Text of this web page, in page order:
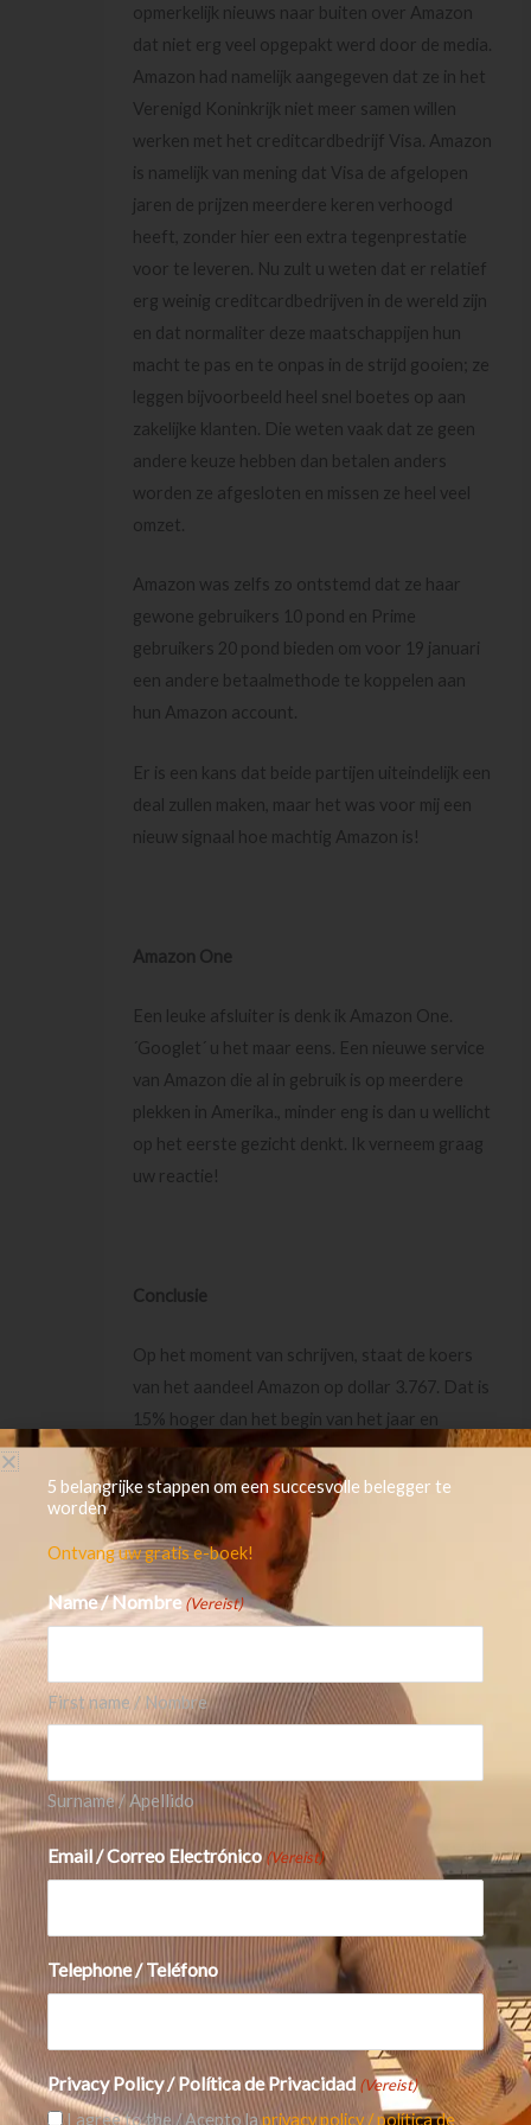
opmerkelijk nieuws naar buiten over Amazon
dat niet erg veel opgepakt werd door de media.
Amazon had namelijk aangegeven dat ze in het
Verenigd Koninkrijk niet meer samen willen
werken met het creditcardbedrijf Visa. Amazon
is namelijk van mening dat Visa de afgelopen
jaren de prijzen meerdere keren verhoogd
heeft, zonder hier een extra tegenprestatie
voor te leveren. Nu zult u weten dat er relatief
erg weinig creditcardbedrijven in de wereld zijn
en dat normaliter deze maatschappijen hun
macht te pas en te onpas in de strijd gooien; ze
leggen bijvoorbeeld heel snel boetes op aan
zakelijke klanten. Die weten vaak dat ze geen
andere keuze hebben dan betalen anders
worden ze afgesloten en missen ze heel veel
omzet.
Amazon was zelfs zo ontstemd dat ze haar
gewone gebruikers 10 pond en Prime
gebruikers 20 pond bieden om voor 19 januari
een andere betaalmethode te koppelen aan
hun Amazon account.
Er is een kans dat beide partijen uiteindelijk een
deal zullen maken, maar het was voor mij een
nieuw signaal hoe machtig Amazon is!
Amazon One
Een leuke afsluiter is denk ik Amazon One.
´Googlet´ u het maar eens. Een nieuwe service
van Amazon die al in gebruik is op meerdere
plekken in Amerika., minder eng is dan u wellicht
op het eerste gezicht denkt. Ik verneem graag
uw reactie!
Conclusie
Op het moment van schrijven, staat de koers
van het aandeel Amazon op dollar 3.767. Dat is
15% hoger dan het begin van het jaar en
precies rond de vorige (hoogste) top van
medio juli van dit jaar.
Kortom, een interessant bedrijf op vele
vlakken zoals merk, omzetten, marktaandeel en
macht. Maar ook een bedrijf dat veel last heeft
online verkopen.
voor een belegger is om goed zijn huiswerk te
doen zodat je de beleggingsbeslissingen neemt
op grond van de belangrijkste zaken en niet
5 belangrijke stappen om een succesvolle belegger te
worden
Ontvang uw gratis e-boek!
Name / Nombre (Vereist)
First name / Nombre
Surname / Apellido
Email / Correo Electrónico (Vereist)
Telephone / Teléfono
Privacy Policy / Política de Privacidad (Vereist)
I agree to the / Acepto laprivacy policy / política de